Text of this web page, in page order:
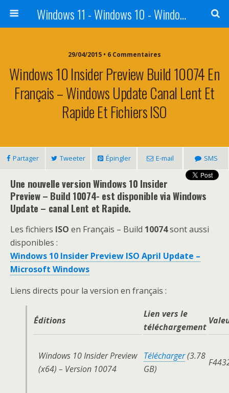
Windows 11 - Windows 10 - Windows 8 - Windows 7 - VISTA
29/04/2015 • 6 Commentaires
Windows 10 Insider Preview Build 10074 En
Français – Windows Update Canal Lent Et
Rapide Et Fichiers ISO
Partager Tweeter Épingler E-mail SMS
Une nouvelle version Windows 10 Insider
Preview – Build 10074- est disponible via Windows
Update – canal Lent et Rapide.
Les fichiers ISO en Français – Build 10074sont aussi
disponibles :
Windows 10 Insider Preview ISO April Update –
Microsoft Windows
Liens directs pour la version en français :
Éditions
Lien vers le
téléchargement
Windows 10 Insider Preview
(x64) – Version 10074
Télécharger(3.78
GB)